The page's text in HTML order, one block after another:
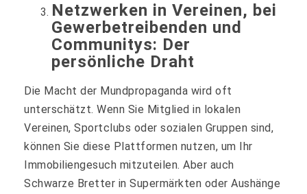
Netzwerken in Vereinen, bei
Gewerbetreibenden und
Communitys: Der
persönliche Draht
Die Macht der Mundpropaganda wird oft
unterschätzt. Wenn Sie Mitglied in lokalen
Vereinen, Sportclubs oder sozialen Gruppen sind,
können Sie diese Plattformen nutzen, um Ihr
Immobiliengesuch mitzuteilen. Aber auch
Schwarze Bretter in Supermärkten oder Aushänge